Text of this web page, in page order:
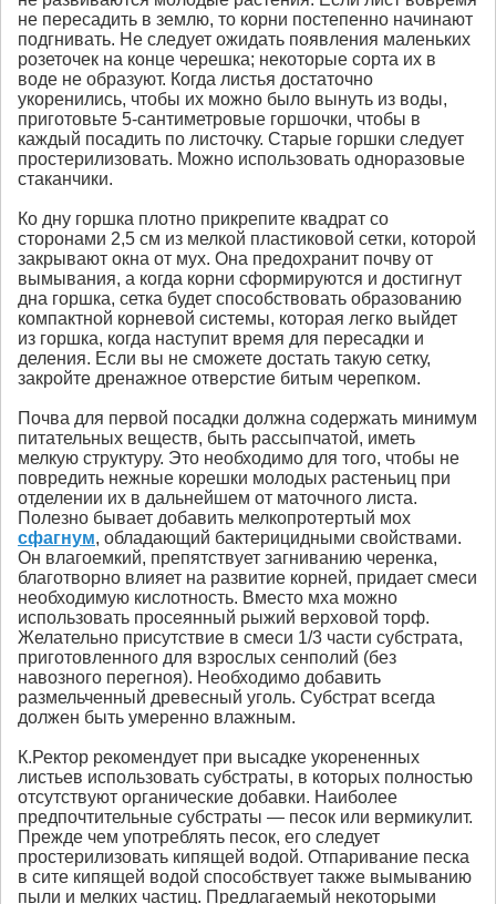
не пересадить в землю, то корни постепенно начинают
подгнивать. Не следует ожидать появления маленьких
розеточек на конце черешка; некоторые сорта их в
воде не образуют. Когда листья достаточно
укоренились, чтобы их можно было вынуть из воды,
приготовьте 5-сантиметровые горшочки, чтобы в
каждый посадить по листочку. Старые горшки следует
простерилизовать. Можно использовать одноразовые
стаканчики.
Ко дну горшка плотно прикрепите квадрат со
сторонами 2,5 см из мелкой пластиковой сетки, которой
закрывают окна от мух. Она предохранит почву от
вымывания, а когда корни сформируются и достигнут
дна горшка, сетка будет способствовать образованию
компактной корневой системы, которая легко выйдет
из горшка, когда наступит время для пересадки и
деления. Если вы не сможете достать такую сетку,
закройте дренажное отверстие битым черепком.
Почва для первой посадки должна содержать минимум
питательных веществ, быть рассыпчатой, иметь
мелкую структуру. Это необходимо для того, чтобы не
повредить нежные корешки молодых растеньиц при
отделении их в дальнейшем от маточного листа.
Полезно бывает добавить мелкопротертый мох
сфагнум, обладающий бактерицидными свойствами.
Он влагоемкий, препятствует загниванию черенка,
благотворно влияет на развитие корней, придает смеси
необходимую кислотность. Вместо мха можно
использовать просеянный рыжий верховой торф.
Желательно присутствие в смеси 1/3 части субстрата,
приготовленного для взрослых сенполий (без
навозного перегноя). Необходимо добавить
размельченный древесный уголь. Субстрат всегда
должен быть умеренно влажным.
К.Ректор рекомендует при высадке укорененных
листьев использовать субстраты, в которых полностью
отсутствуют opганические добавки. Наиболее
предпочтительные субстраты — песок или вермикулит.
Прежде чем употреблять песок, его следует
простерилизовать кипящей водой. Отпаривание песка
в сите кипящей водой способствует также вымыванию
пыли и мелких частиц. Предлагаемый некоторыми